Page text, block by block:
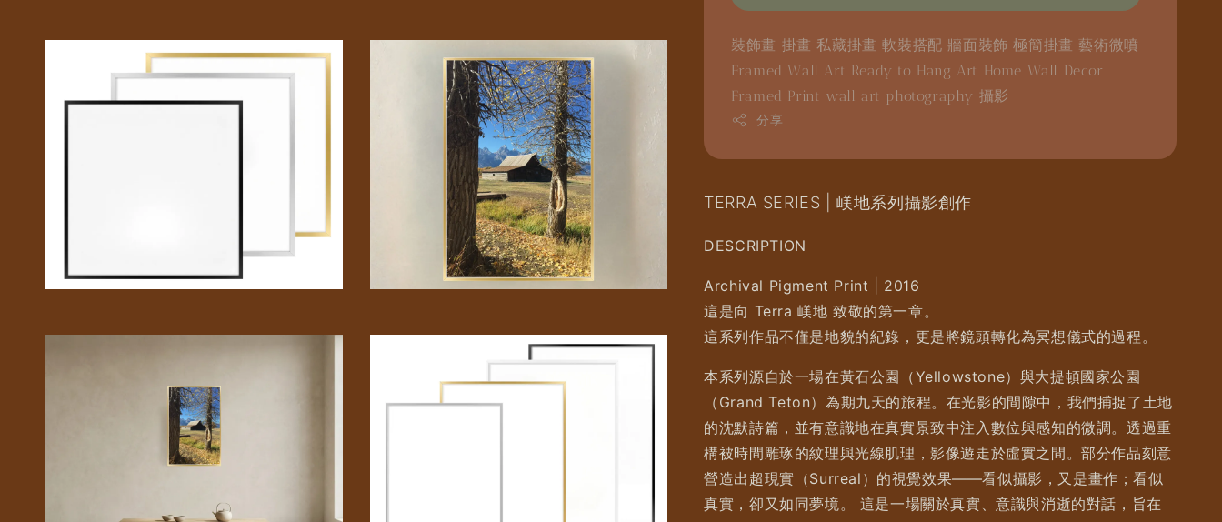
裝飾畫 掛畫私藏掛畫軟裝搭配牆面裝飾極簡掛畫 藝術微噴
Framed Wall Art Ready to Hang Art Home Wall Decor
Framed Print wall art photography 攝影
分享
TERRA SERIES | 嵄地系列攝影創作
DESCRIPTION
Archival Pigment Print | 2016
這是向 Terra 嵄地 致敬的第一章。
這系列作品不僅是地貌的紀錄，更是將鏡頭轉化為冥想儀式的過程。
本系列源自於一場在黃石公園（Yellowstone）與大提頓國家公園
（Grand Teton）為期九天的旅程。在光影的間隙中，我們捕捉了土地
的沈默詩篇，並有意識地在真實景致中注入數位與感知的微調。透過重
構被時間雕琢的紋理與光線肌理，影像遊走於虛實之間。部分作品刻意
營造出超現實（Surreal）的視覺效果——看似攝影，又是畫作；看似
真實，卻又如同夢境。 這是一場關於真實、意識與消逝的對話，旨在